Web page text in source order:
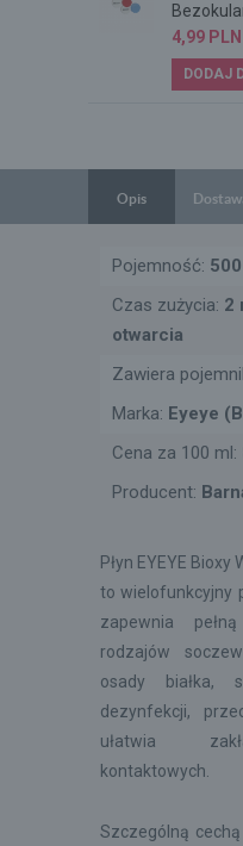
4,99 PLN
DODAJ
Opis
Pojemność:
Czas zużycia: 2
otwarcia
Zawiera
Marka: Eyeye
Cena za 100 ml:
Producent:
Płyn EYEYE
to wielofunkcyjny
zapewnia
rodzajów
osady białka,
dezynfekcji,
ułatwia
kontaktowych.
Szczególną cechą